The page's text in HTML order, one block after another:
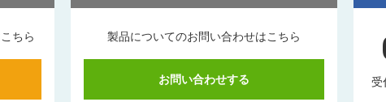
ちら 製品についてのお問い合わせはこちら
お問い合わせする 受